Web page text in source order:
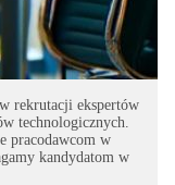
rekrutacji ekspertów
technologicznych.
pracodawcom w
kandydatom w